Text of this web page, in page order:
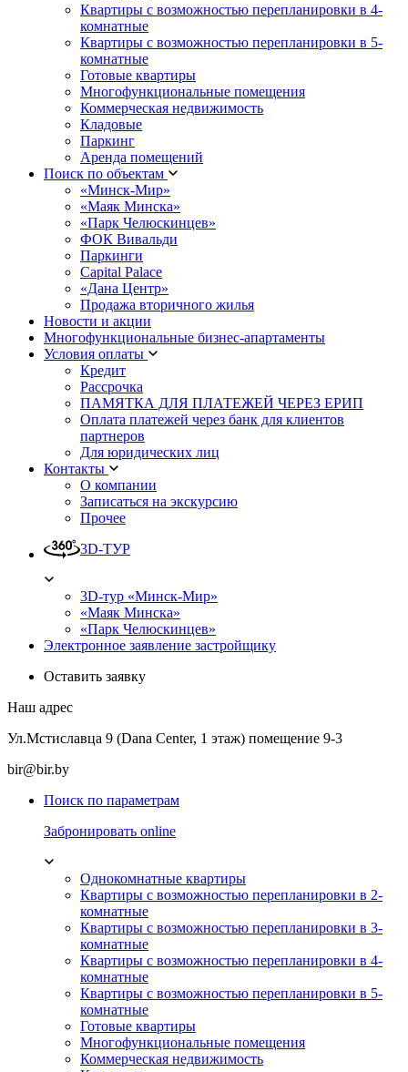
Квартиры с возможностью перепланировки в 4-
комнатные
Квартиры с возможностью перепланировки в 5-
комнатные
Готовые квартиры
Многофункциональные помещения
Коммерческая недвижимость
Кладовые
Паркинг
Аренда помещений
Поиск по объектам
«Минск-Мир»
«Маяк Минска»
«Парк Челюскинцев»
ФОК Вивальди
Паркинги
Capital Palace
«Дана Центр»
Продажа вторичного жилья
Новости и акции
Многофункциональные бизнес-апартаменты
Условия оплаты
Кредит
Рассрочка
ПАМЯТКА ДЛЯ ПЛАТЕЖЕЙ ЧЕРЕЗ ЕРИП
Оплата платежей через банк для клиентов
партнеров
Для юридических лиц
Контакты
О компании
Записаться на экскурсию
Прочее
3D-ТУР
3D-тур «Минск-Мир»
«Маяк Минска»
«Парк Челюскинцев»
Электронное заявление застройщику
Оставить заявку
Наш адрес
Ул.Мстиславца 9 (Dana Center, 1 этаж) помещение 9-3
bir@bir.by
Поиск по параметрам
Забронировать online
Однокомнатные квартиры
Квартиры с возможностью перепланировки в 2-
комнатные
Квартиры с возможностью перепланировки в 3-
комнатные
Квартиры с возможностью перепланировки в 4-
комнатные
Квартиры с возможностью перепланировки в 5-
комнатные
Готовые квартиры
Многофункциональные помещения
Коммерческая недвижимость